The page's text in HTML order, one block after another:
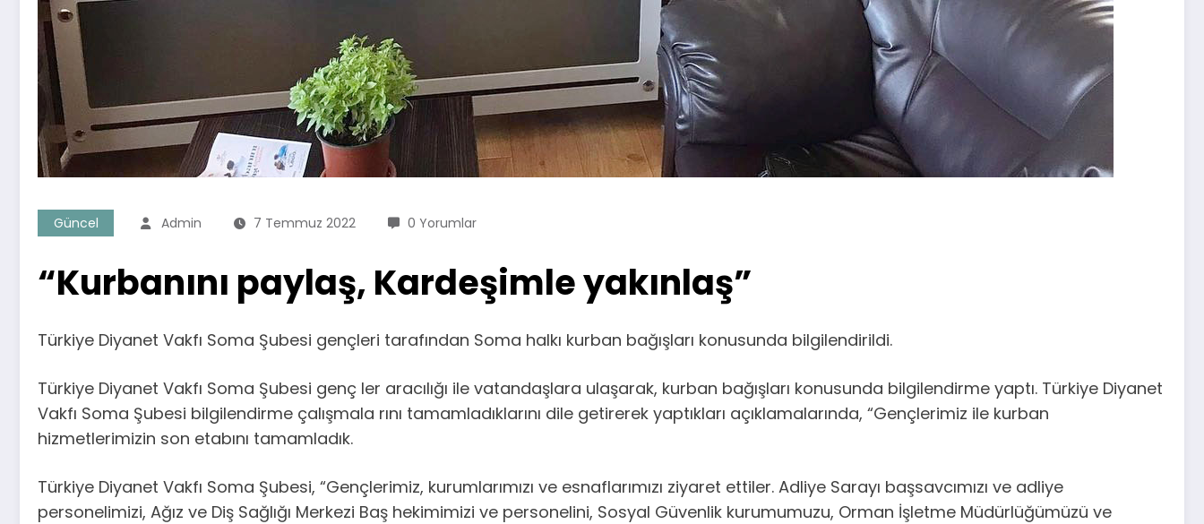
Güncel Admin 7 Temmuz 2022 0 Yorumlar
“Kurbanını paylaş, Kardeşimle yakınlaş”
Türkiye Diyanet Vakfı Soma Şubesi gençleri tarafından Soma halkı kurban bağışları konusunda bilgilendirildi.
Türkiye Diyanet Vakfı Soma Şubesi genç ler aracılığı ile vatandaşlara ulaşarak, kurban bağışları konusunda bilgilendirme yaptı. Türkiye Diyanet
Vakfı Soma Şubesi bilgilendirme çalışmala rını tamamladıklarını dile getirerek yaptıkları açıklamalarında, “Gençlerimiz ile kurban
hizmetlerimizin son etabını tamamladık.
Türkiye Diyanet Vakfı Soma Şubesi, “Gençlerimiz, kurumlarımızı ve esnaflarımızı ziyaret ettiler. Adliye Sarayı başsavcımızı ve adliye
personelimizi, Ağız ve Diş Sağlığı Merkezi Baş hekimimizi ve personelini, Sosyal Güvenlik kurumumuzu, Orman İşletme Müdürlüğümüzü ve